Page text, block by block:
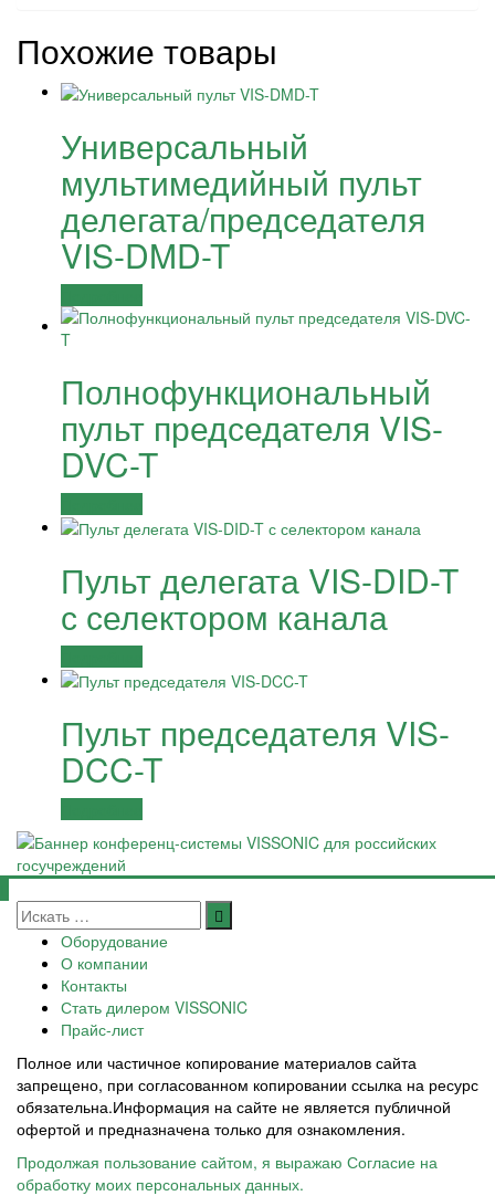
Похожие товары
Универсальный
мультимедийный пульт
делегата/председателя
VIS-DMD-T
Полнофункциональный
пульт председателя VIS-
DVC-T
Пульт делегата VIS-DID-T
с селектором канала
Пульт председателя VIS-
DCC-T
Оборудование
О компании
Контакты
Стать дилером VISSONIC
Прайс-лист
Полное или частичное копирование материалов сайта
запрещено, при согласованном копировании ссылка на ресурс
обязательна.Информация на сайте не является публичной
офертой и предназначена только для ознакомления.
Продолжая пользование сайтом, я выражаю Согласие на
обработку моих персональных данных.